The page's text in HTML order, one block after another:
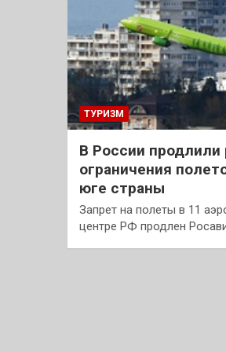
ТУРИЗМ
В России
ограничения
юге страны
Запрет на полеты в 11
центре РФ продлен